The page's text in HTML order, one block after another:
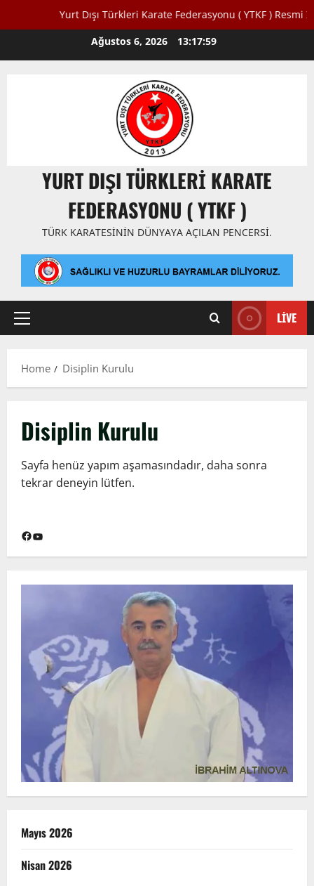
Yurt Dışı Türkleri Karate Federasyonu ( YTKF ) Resmi
Ağustos 6, 2026 13:17:59
YURT DIŞI TÜRKLERI KARATE
FEDERASYONU ( YTKF )
TÜRK KARATESININ DÜNYAYA AÇILAN PENCERSI.
Primary
LIVE
Home Disiplin Kurulu
Disiplin Kurulu
Sayfa henüz yapım aşamasındadır, daha sonra
tekrar deneyin lütfen.
Facebook
YouTube
Mayıs 2026
Nisan 2026